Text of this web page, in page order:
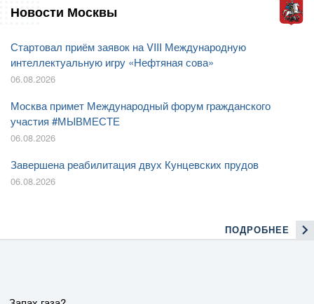
Новости Москвы
Стартовал приём заявок на VIII Международную
интеллектуальную игру «Нефтяная сова»
06.08.2026
Москва примет Международный форум гражданского
участия #МЫВМЕСТЕ
06.08.2026
Завершена реабилитация двух Кунцевских прудов
06.08.2026
ПОДРОБНЕЕ